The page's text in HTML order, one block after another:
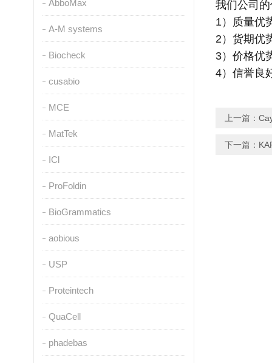
AbboMax
A-M systems
Biocheck
cusabio
MCE
MatTek
ICl
ProFoldin
BioGrammatics
aobious
USP
Proteintech
QuaCell
phadebas
我们公司
1）质量优
2）货期优
3）价格优
4）信誉良
上一篇：
下一篇：